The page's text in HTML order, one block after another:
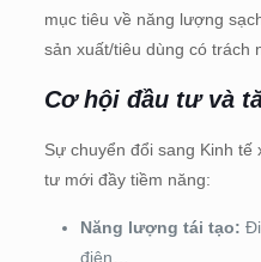
mục tiêu về năng lượng
sản xuất/tiêu dùng có trách
Cơ hội đầu tư và
Sự chuyển đổi sang Kinh
tư mới đầy tiềm năng:
Năng lượng tái tạo:
điện…